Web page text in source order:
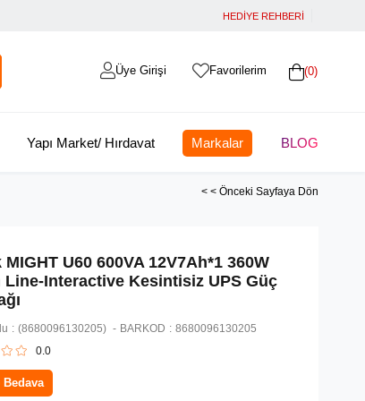
HEDİYE REHBERİ
0
Favorilerim
Üye Girişi
Yapı Market/ Hırdavat Markalar BLOG
< < Önceki Sayfaya Dön
U60 600VA 12V7Ah*1 360W
Line-Interactive Kesintisiz UPS Güç
(8680096130205) BARKOD : 8680096130205
0.0
Bedava